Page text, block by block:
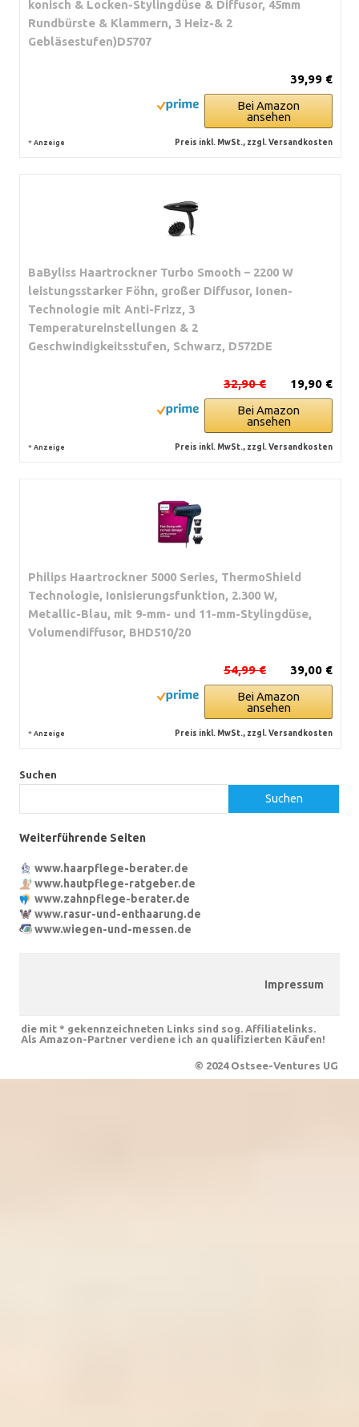
konisch & Locken-Stylingdüse & Diffusor, 45mm
Rundbürste & Klammern, 3 Heiz-& 2
Gebläsestufen)D5707
39,99 €
Bei Amazon
ansehen
* Anzeige Preis inkl. MwSt., zzgl. Versandkosten
BaByliss Haartrockner Turbo Smooth – 2200 W
leistungsstarker Föhn, großer Diffusor, Ionen-
Technologie mit Anti-Frizz, 3
Temperatureinstellungen & 2
Geschwindigkeitsstufen, Schwarz, D572DE
19,90 €
32,90 €
Bei Amazon
ansehen
* Anzeige Preis inkl. MwSt., zzgl. Versandkosten
Philips Haartrockner 5000 Series, ThermoShield
Technologie, Ionisierungsfunktion, 2.300 W,
Metallic-Blau, mit 9-mm- und 11-mm-Stylingdüse,
Volumendiffusor, BHD510/20
39,00 €
54,99 €
Bei Amazon
ansehen
* Anzeige Preis inkl. MwSt., zzgl. Versandkosten
Suchen
Suchen
Weiterführende Seiten
www.haarpflege-berater.de
www.hautpflege-ratgeber.de
www.zahnpflege-berater.de
www.rasur-und-enthaarung.de
www.wiegen-und-messen.de
Impressum
die mit * gekennzeichneten Links sind sog. Affiliatelinks.
Als Amazon-Partner verdiene ich an qualifizierten Käufen!
© 2024 Ostsee-Ventures UG